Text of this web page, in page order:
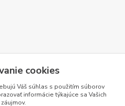
cookies
Váš súhlas s použitím súborov
informácie týkajúce sa Vašich
záujmov.